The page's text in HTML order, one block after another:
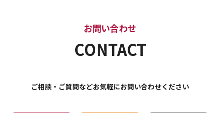
お問い合わせ
CONTACT
ご相談・ご質問などお気軽にお問い合わせください